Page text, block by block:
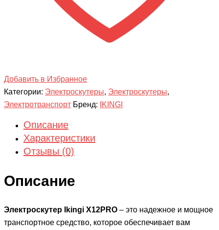
Добавить в Избранное
Категории: Электроскутеры, Электроскутеры,
Электротранспорт Бренд: IKINGI
Описание
Характеристики
Отзывы (0)
Описание
Электроскутер Ikingi X12PRO – это надежное и мощное
транспортное средство, которое обеспечивает вам